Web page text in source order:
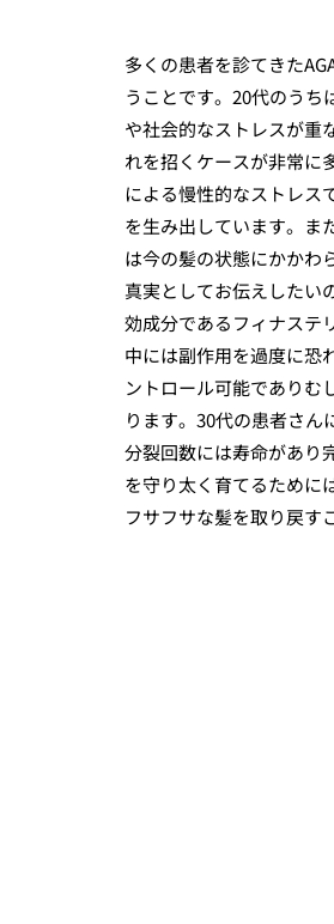
多くの患者を診てきた
うことです。20代のう
や社会的なストレスが重
れを招くケースが非常に
による慢性的なストレス
を生み出しています。ま
は今の髪の状態にかかわ
真実としてお伝えしたい
効成分であるフィナステ
中には副作用を過度に恐
ントロール可能でありむ
ります。30代の患者さ
分裂回数には寿命があり
を守り太く育てるために
フサフサな髪を取り戻す